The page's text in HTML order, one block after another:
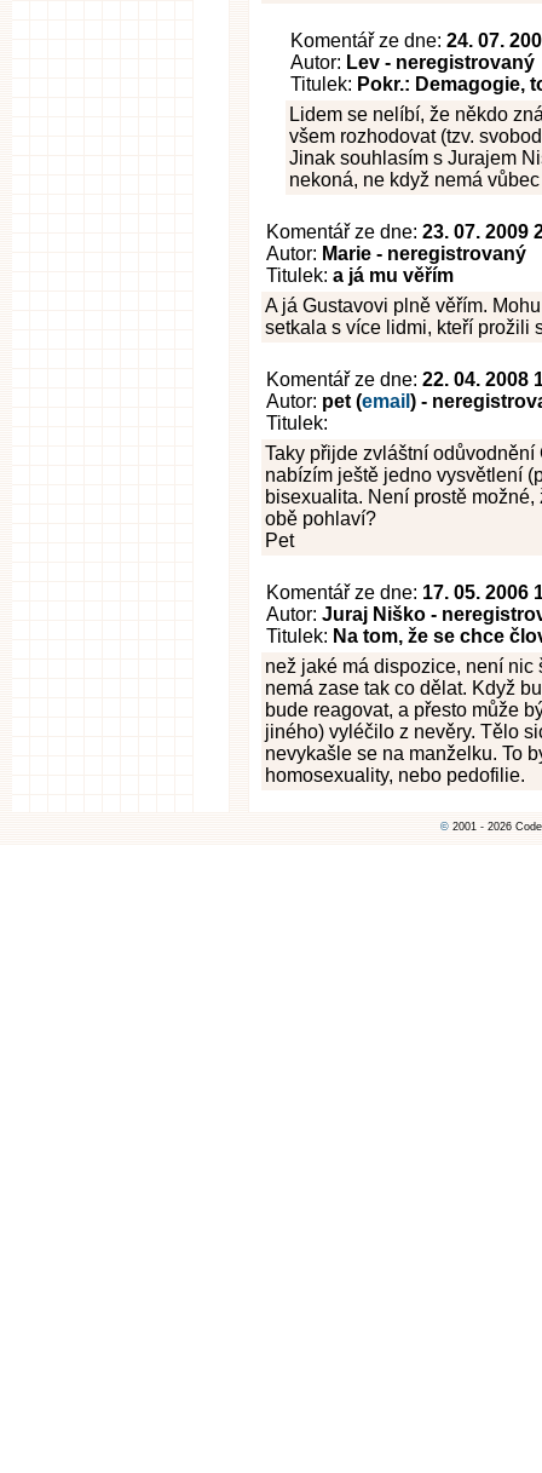
Komentář ze dne: 24. 07.
Autor: Lev - neregistrovaný
Titulek: Pokr.: Demagogie,
Lidem se nelíbí, že někdo
všem rozhodovat (tzv.
Jinak souhlasím s Jurajem
nekoná, ne když nemá
Komentář ze dne: 23. 07. 2009
Autor: Marie - neregistrovaný
Titulek: a já mu věřím
A já Gustavovi plně věřím.
setkala s více lidmi, kteří prožili
Komentář ze dne: 22. 04. 2008
Autor: pet (email ) -
Titulek:
Taky přijde zvláštní
nabízím ještě jedno vysvětlení
bisexualita. Není prostě
obě pohlaví?
Pet
Komentář ze dne: 17. 05. 2006
Autor: Juraj Niško -
Titulek: Na tom, že se chce
než jaké má dispozice, není nic
nemá zase tak co dělat. Když
bude reagovat, a přesto může
jiného) vyléčilo z nevěry. Tělo
nevykašle se na manželku. To
homosexuality, nebo pedofilie.
© 2001 - 2026